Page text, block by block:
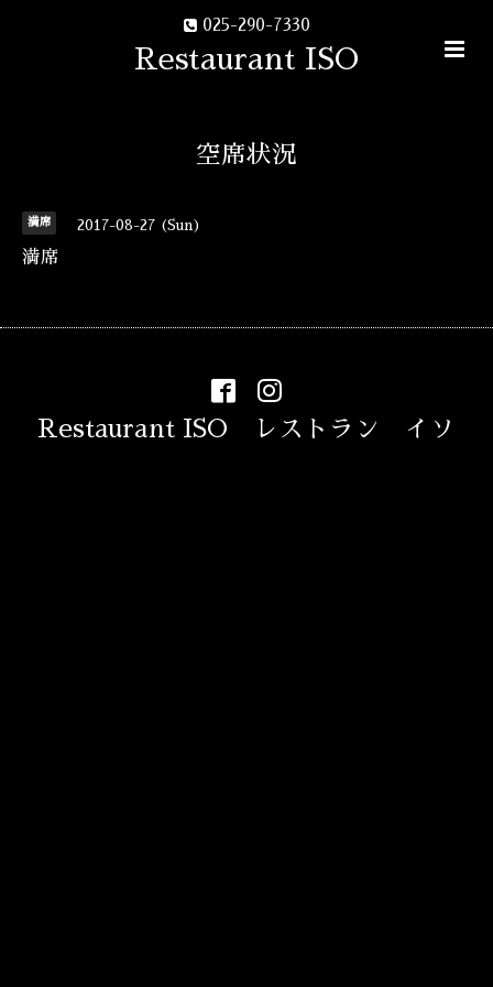
025-290-7330
Restaurant ISO
空席状況
満席 2017-08-27 (Sun)
満席
Restaurant ISO レストラン イソ